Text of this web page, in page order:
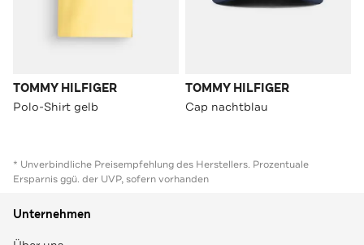
TOMMY HILFIGER
Polo-Shirt gelb
TOMMY HILFIGER
Cap nachtblau
* Unverbindliche Preisempfehlung des Herstellers. Prozentuale
Ersparnis ggü. der UVP, sofern vorhanden
Unternehmen